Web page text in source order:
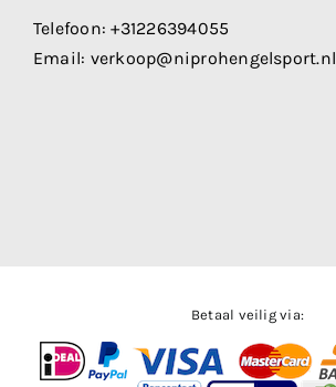
Telefoon:+31226394055
Email: verkoop@niprohengelsport.nl
Betaal veilig via: